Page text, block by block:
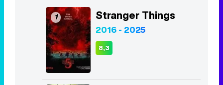
1 Stranger Things
2016 - 2025
8,3